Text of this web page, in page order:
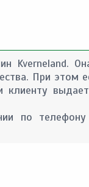
Kverneland.
При этом
клиенту
по телефону